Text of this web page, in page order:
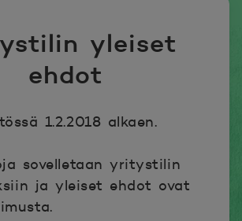
yleiset
ehdot
1.2.2018 alkaen.
sovelletaan yritystilin
ja yleiset ehdot ovat